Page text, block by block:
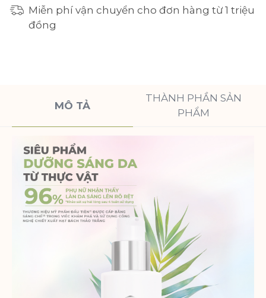
Miễn phí vận chuyển cho đơn hàng từ 1 triệu
đồng
MÔ TẢ
THÀNH PHẦN SẢN
PHẨM